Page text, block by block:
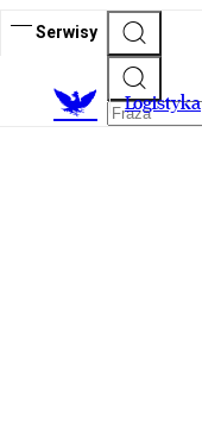
Serwisy
Logistyka